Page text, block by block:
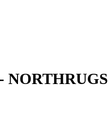
NORTHRUGS